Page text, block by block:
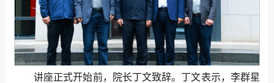
讲座正式开始前，院长丁文致辞。丁文表示，李群星